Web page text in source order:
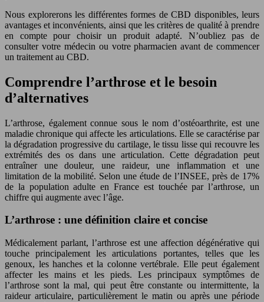
Nous explorerons les différentes formes de CBD disponibles, leurs
avantages et inconvénients, ainsi que les critères de qualité à prendre
en compte pour choisir un produit adapté. N’oubliez pas de
consulter votre médecin ou votre pharmacien avant de commencer
un traitement au CBD.
Comprendre l’arthrose et le besoin
d’alternatives
L’arthrose, également connue sous le nom d’ostéoarthrite, est une
maladie chronique qui affecte les articulations. Elle se caractérise par
la dégradation progressive du cartilage, le tissu lisse qui recouvre les
extrémités des os dans une articulation. Cette dégradation peut
entraîner une douleur, une raideur, une inflammation et une
limitation de la mobilité. Selon une étude de l’INSEE, près de 17%
de la population adulte en France est touchée par l’arthrose, un
chiffre qui augmente avec l’âge.
L’arthrose : une définition claire et concise
Médicalement parlant, l’arthrose est une affection dégénérative qui
touche principalement les articulations portantes, telles que les
genoux, les hanches et la colonne vertébrale. Elle peut également
affecter les mains et les pieds. Les principaux symptômes de
l’arthrose sont la mal, qui peut être constante ou intermittente, la
raideur articulaire, particulièrement le matin ou après une période